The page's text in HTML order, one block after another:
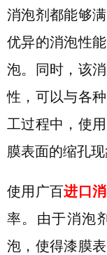
消泡剂都能够
优异的消泡性
泡。同时，该
性，可以与各
工过程中，使
膜表面的缩孔现
使用广百进口
率。由于消泡
泡，使得漆膜